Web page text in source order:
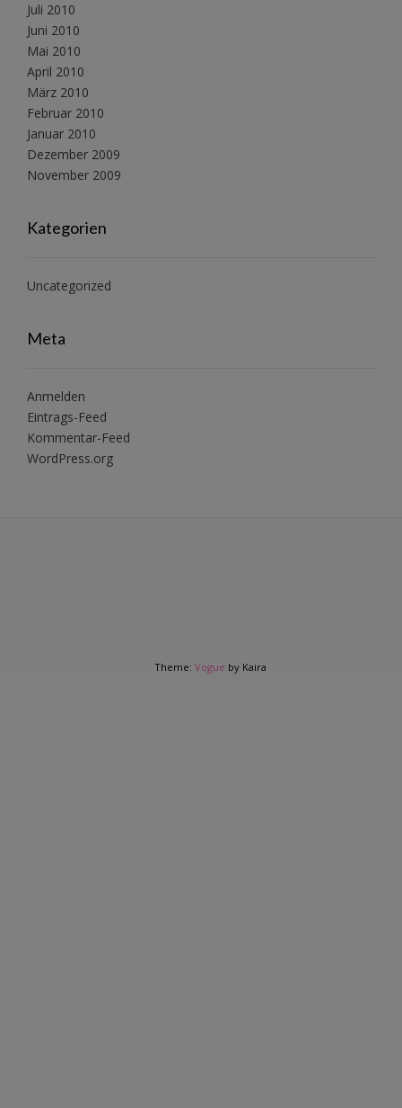
Juli 2010
Juni 2010
Mai 2010
April 2010
März 2010
Februar 2010
Januar 2010
Dezember 2009
November 2009
Kategorien
Uncategorized
Meta
Anmelden
Eintrags-Feed
Kommentar-Feed
WordPress.org
Theme: Vogue by Kaira